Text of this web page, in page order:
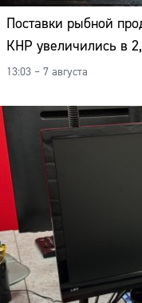
Поставки рыбной
КНР увеличились в
13:03 – 7 августа